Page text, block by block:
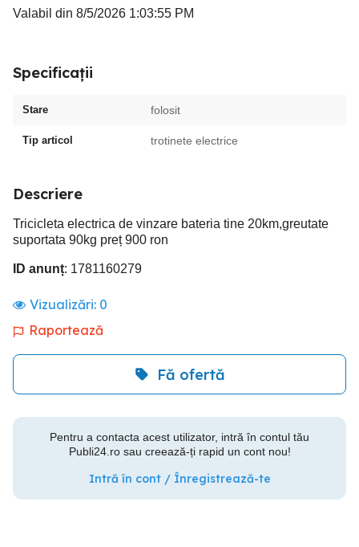
Valabil din 8/5/2026 1:03:55 PM
Specificații
Stare folosit
Tip articol trotinete electrice
Descriere
Tricicleta electrica de vinzare bateria tine 20km,greutate
suportata 90kg preț 900 ron
ID anunț: 1781160279
Vizualizări: 0
Raportează
Fă ofertă
Pentru a contacta acest utilizator, intră în contul tău
Publi24.ro sau creează-ți rapid un cont nou!
Intră în cont / Înregistrează-te